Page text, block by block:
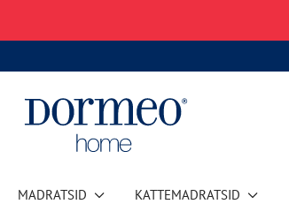
MADRATSID KATTEMADRATSID